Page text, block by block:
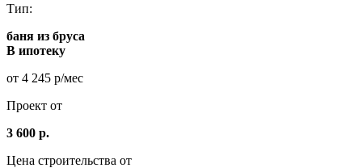
Тип:
баня из бруса
В ипотеку
от 4 245 р/мес
Проект от
3 600 р.
Цена строительства от